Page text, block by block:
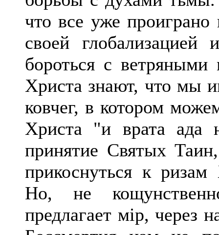
что все уже
своей
бороться с
Христа знают, что мы
ковчег, в котором
Христа "и врата ада
принятие Святых
прикоснуться к
Но, не
предлагает мiр, через